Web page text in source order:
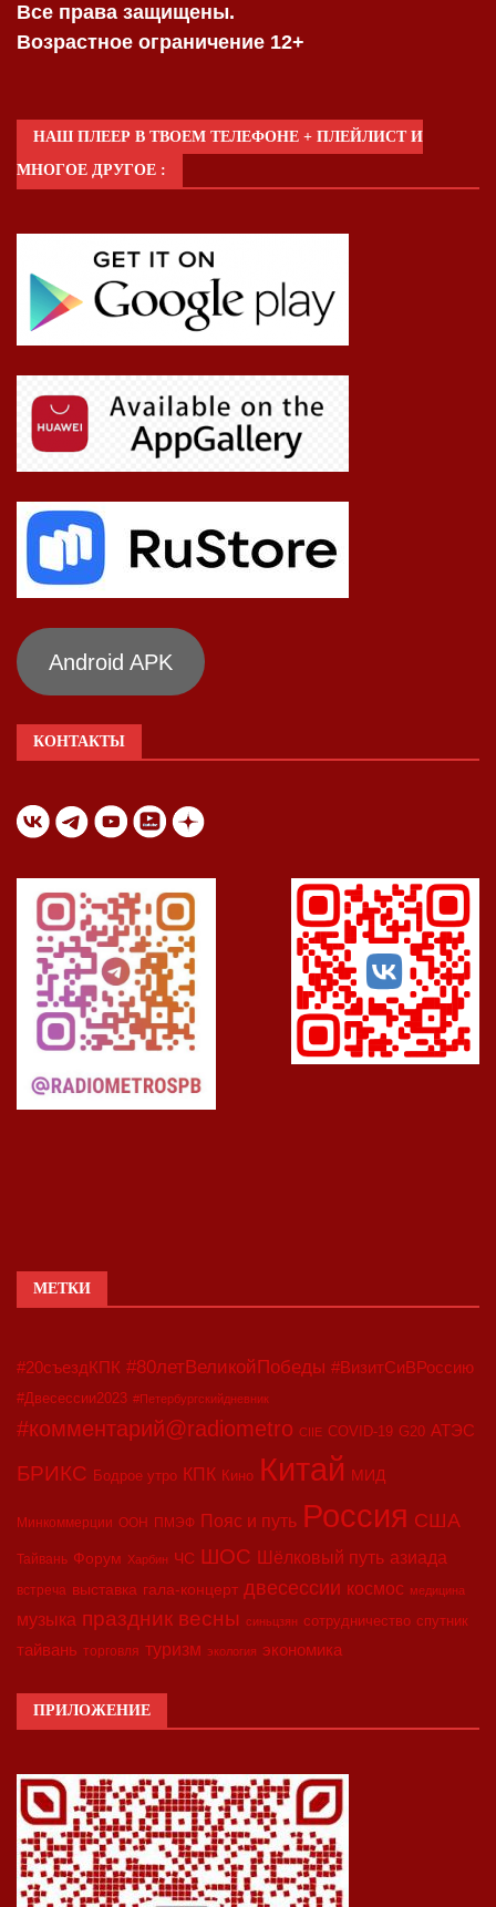
Все права защищены.
Возрастное ограничение 12+
НАШ ПЛЕЕР В ТВОЕМ ТЕЛЕФОНЕ + ПЛЕЙЛИСТ И
МНОГОЕ ДРУГОЕ :
Android APK
КОНТАКТЫ
МЕТКИ
#20съездКПК #80летВеликойПобеды #ВизитСиВРоссию
#Двесессии2023 #Петербургскийдневник
#комментарий@radiometro CIIE COVID-19 G20 АТЭС
БРИКС Бодрое утро КПК Кино Китай МИД
Минкоммерции ООН ПМЭФ Пояс и путь Россия США
Тайвань Форум Харбин ЧС ШОС Шёлковый путь азиада
встреча выставка гала-концерт двесессии космос медицина
музыка праздник весны синьцзян сотрудничество спутник
тайвань торговля туризм экология экономика
ПРИЛОЖЕНИЕ